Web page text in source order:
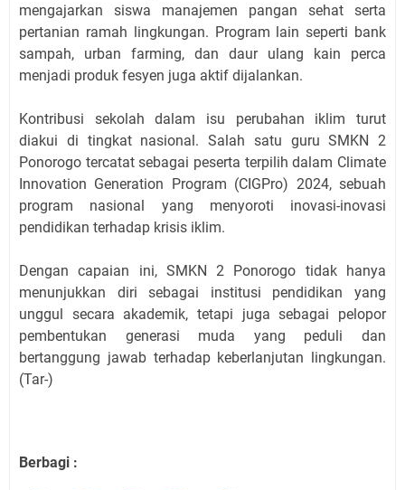
mengajarkan siswa manajemen pangan sehat serta
pertanian ramah lingkungan. Program lain seperti bank
sampah, urban farming, dan daur ulang kain perca
menjadi produk fesyen juga aktif dijalankan.
Kontribusi sekolah dalam isu perubahan iklim turut
diakui di tingkat nasional. Salah satu guru SMKN 2
Ponorogo tercatat sebagai peserta terpilih dalam Climate
Innovation Generation Program (CIGPro) 2024, sebuah
program nasional yang menyoroti inovasi-inovasi
pendidikan terhadap krisis iklim.
Dengan capaian ini, SMKN 2 Ponorogo tidak hanya
menunjukkan diri sebagai institusi pendidikan yang
unggul secara akademik, tetapi juga sebagai pelopor
pembentukan generasi muda yang peduli dan
bertanggung jawab terhadap keberlanjutan lingkungan.
(Tar-)
Berbagi :